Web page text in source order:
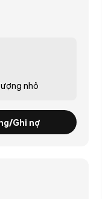
nhỏ
Ghi nợ